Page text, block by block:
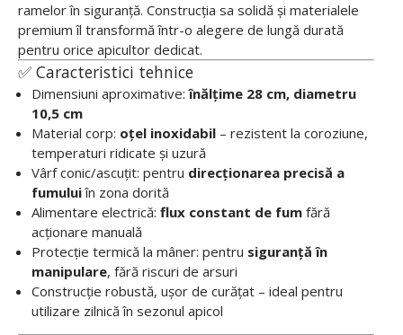
ramelor în siguranță. Construcția sa solidă și materialele
premium îl transformă într-o alegere de lungă durată
pentru orice apicultor dedicat.
✅ Caracteristici tehnice
Dimensiuni aproximative:înălțime 28 cm, diametru
10,5 cm
Material corp: oțel inoxidabil – rezistent la coroziune,
temperaturi ridicate și uzură
Vârf conic/ascuțit: pentru direcționarea precisă a
fumuluiîn zona dorită
Alimentare electrică: flux constant de fum fără
acționare manuală
Protecție termică la mâner: pentru siguranță în
manipulare, fără riscuri de arsuri
Construcție robustă, ușor de curățat – ideal pentru
utilizare zilnică în sezonul apicol